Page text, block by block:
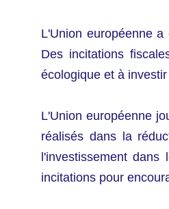
L'Union européenne
Des incitations
écologique et à
L'Union européenne
réalisés dans la
l'investissement
incitations pour